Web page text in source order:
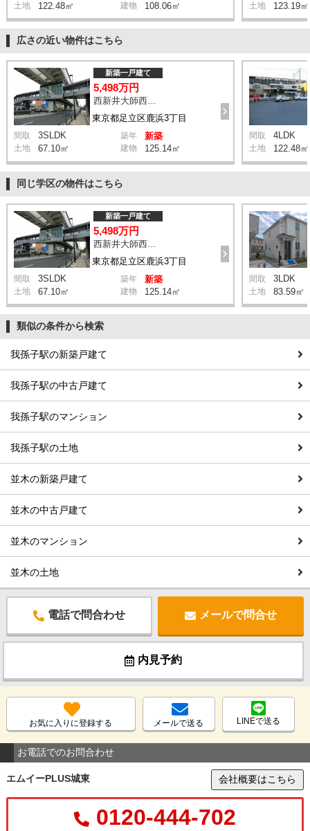
土地 122.48㎡ 建物 108.06㎡ 土地 123.19㎡
広さの近い物件はこちら
東京都足立区鹿浜3丁目
新築一戸建て
5,498万円
西新井大師西駅 鹿浜三丁目交差点 バス14分 停歩4分
間取 3SLDK 築年 新築
土地 67.10㎡ 建物 125.14㎡
間取 4LDK
土地 122.48㎡
同じ学区の物件はこちら
東京都足立区鹿浜3丁目
新築一戸建て
5,498万円
間取 3SLDK 築年 新築
土地 67.10㎡ 建物 125.14㎡
間取 3LDK
土地 83.59㎡
類似の条件から検索
我孫子駅の新築戸建て
我孫子駅の中古戸建て
我孫子駅のマンション
我孫子駅の土地
並木の新築戸建て
並木の中古戸建て
並木のマンション
並木の土地
電話で問合わせ メールで問合せ
内見予約
お気に入りに登録する メールで送る LINEで送る
お電話でのお問合わせ
エムイーPLUS城東 会社概要はこちら
0120-444-702